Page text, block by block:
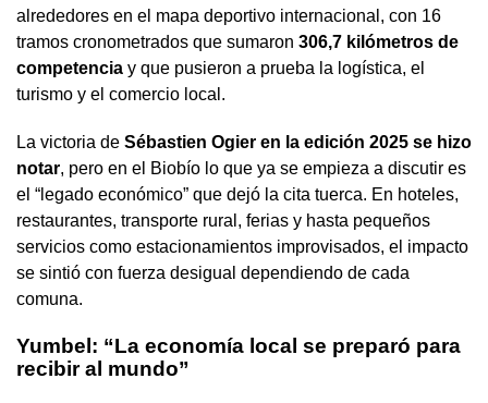
alrededores en el mapa deportivo internacional, con 16
tramos cronometrados que sumaron 306,7 kilómetros de
competencia y que pusieron a prueba la logística, el
turismo y el comercio local.
La victoria de Sébastien Ogier en la edición 2025 se hizo
notar, pero en el Biobío lo que ya se empieza a discutir es
el “legado económico” que dejó la cita tuerca. En hoteles,
restaurantes, transporte rural, ferias y hasta pequeños
servicios como estacionamientos improvisados, el impacto
se sintió con fuerza desigual dependiendo de cada
comuna.
Yumbel: “La economía local se preparó para
recibir al mundo”